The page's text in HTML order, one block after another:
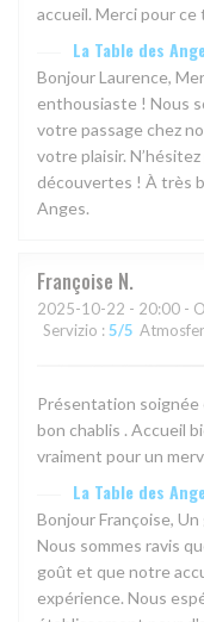
accueil. Merci pour
La Table des
Bonjour Laurence,
enthousiaste ! Nous
votre passage chez
votre plaisir.
découvertes ! À très
Anges.
Françoise N
2025-10-22 - 20:00 -
Servizio : 5/5
Présentation
bon chablis . Accueil
vraiment pour un
La Table des
Bonjour Françoise,
Nous sommes ravis
goût et que notre
expérience. Nous